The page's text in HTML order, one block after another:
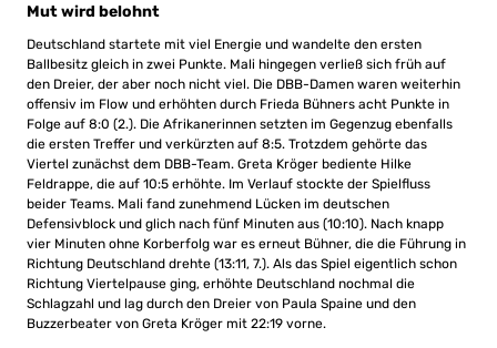
Mut wird belohnt
Deutschland startete mit viel Energie und wandelte den ersten
Ballbesitz gleich in zwei Punkte. Mali hingegen verließ sich früh auf
den Dreier, der aber noch nicht viel. Die DBB-Damen waren weiterhin
offensiv im Flow und erhöhten durch Frieda Bühners acht Punkte in
Folge auf 8:0 (2.). Die Afrikanerinnen setzten im Gegenzug ebenfalls
die ersten Treffer und verkürzten auf 8:5. Trotzdem gehörte das
Viertel zunächst dem DBB-Team. Greta Kröger bediente Hilke
Feldrappe, die auf 10:5 erhöhte. Im Verlauf stockte der Spielfluss
beider Teams. Mali fand zunehmend Lücken im deutschen
Defensivblock und glich nach fünf Minuten aus (10:10). Nach knapp
vier Minuten ohne Korberfolg war es erneut Bühner, die die Führung in
Richtung Deutschland drehte (13:11, 7.). Als das Spiel eigentlich schon
Richtung Viertelpause ging, erhöhte Deutschland nochmal die
Schlagzahl und lag durch den Dreier von Paula Spaine und den
Buzzerbeater von Greta Kröger mit 22:19 vorne.